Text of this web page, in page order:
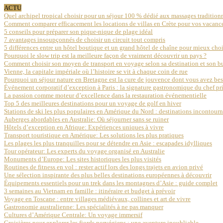
ACTU
Quel archipel tropical choisir pour un séjour 100 % dédié aux massages
Comment comparer efficacement les locations de villas en Crète pour vos
5 conseils pour préparer son pique-nique de plage idéal
7 avantages insoupçonnés de choisir un circuit tout compris
5 différences entre un hôtel boutique et un grand hôtel de chaîne pour mieux
Pourquoi le slow trip est la meilleure façon de vraiment découvrir un pays ?
Comment choisir son moyen de transport en voyage selon sa destination et son
Vienne, la capitale impériale où l’histoire se vit à chaque coin de rue
Pourquoi un séjour nature en Bretagne est la cure de jouvence dont vous avez
Événement corporatif d’exception à Paris : la signature gastronomique du chef
La passion comme moteur d’excellence dans la restauration événementielle
Top 5 des meilleures destinations pour un voyage de golf en hiver
Stations de ski les plus populaires en Amérique du Nord : destinations
Auberges abordables en Australie: Où séjourner sans se ruiner
Hôtels d’exception en Afrique: Expériences uniques à vivre
Transport touristique en Amérique: Les solutions les plus pratiques
Les plages les plus tranquilles pour se détendre en Asie : escapades idylliques
Tour opérateur: Les experts du voyage organisé en Australie
Monuments d’Europe: Les sites historiques les plus visités
Routines de fitness en vol : rester actif lors des longs trajets en avion privé
Une sélection inspirante des plus belles destinations européennes à découvrir
Équipements essentiels pour un trek dans les montagnes d’Asie : guide complet
3 semaines au Vietnam en famille : itinéraire et budget à prévoir
Voyage en Toscane : entre villages médiévaux, collines et art de vivre
Gastronomie australienne: Les spécialités à ne pas manquer
Cultures d’Amérique Centrale: Un voyage immersif